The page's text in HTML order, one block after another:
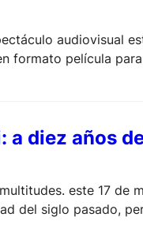
formato película
a diez años
este 17 de
del siglo pasado,